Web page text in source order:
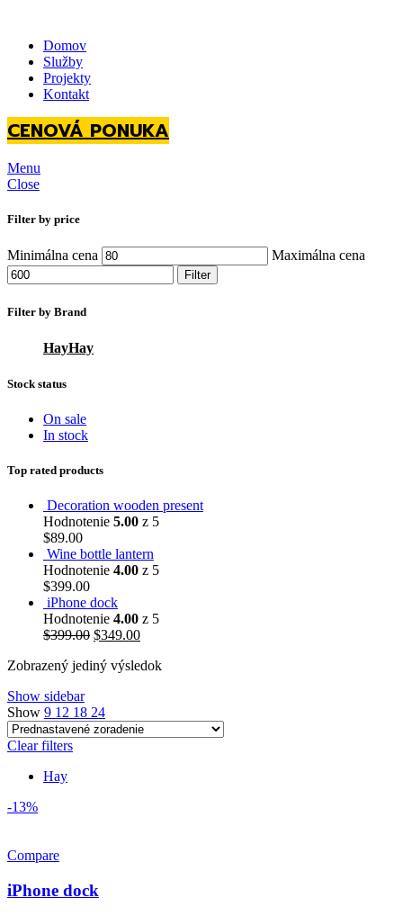
Domov
Služby
Projekty
Kontakt
CENOVÁ PONUKA
Menu
Close
Filter by price
Minimálna cena Maximálna cena
Filter
Filter by Brand
HayHay
Stock status
On sale
In stock
Top rated products
Decoration wooden present
Hodnotenie 5.00 z 5
$89.00
Wine bottle lantern
Hodnotenie 4.00 z 5
$399.00
iPhone dock
Hodnotenie 4.00 z 5
$399.00 $349.00
Zobrazený jediný výsledok
Show sidebar
Show 9 12 18 24
Clear filters
Hay
-13%
Compare
iPhone dock